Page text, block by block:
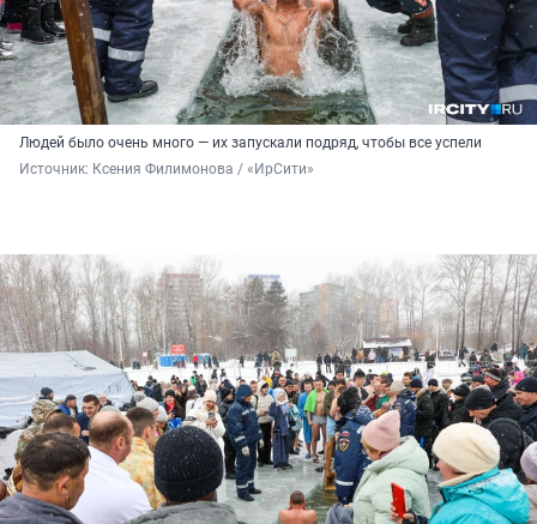
Людей было очень много — их запускали подряд, чтобы все успели
Источник: Ксения Филимонова / «ИрСити»